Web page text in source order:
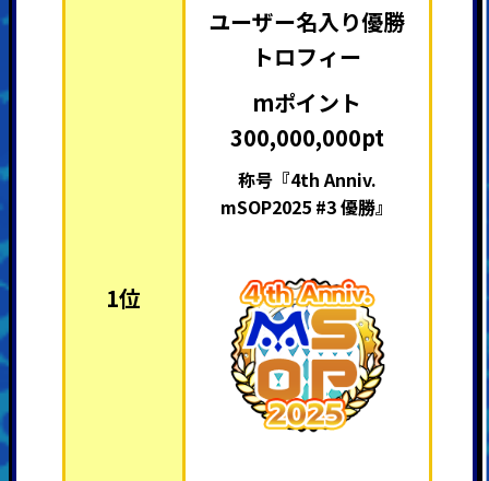
1位
ユーザー名入り優勝
トロフィー
mポイント
300,000,000pt
称号『4th Anniv.
mSOP2025 #3 優勝』